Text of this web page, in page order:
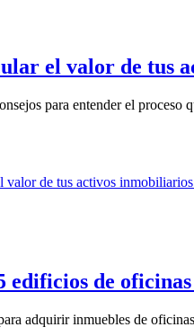
el valor de tus
para entender el
de
adquirir inmuebles de